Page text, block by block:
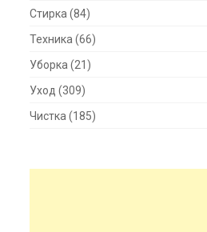
Стирка (84)
Техника (66)
Уборка (21)
Уход (309)
Чистка (185)